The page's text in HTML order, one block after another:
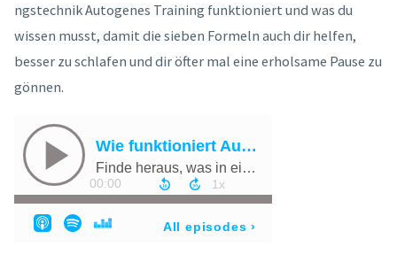
ngstechnik Autogenes Training funktioniert und was du
wissen musst, damit die sieben Formeln auch dir helfen,
besser zu schlafen und dir öfter mal eine erholsame Pause zu
gönnen.